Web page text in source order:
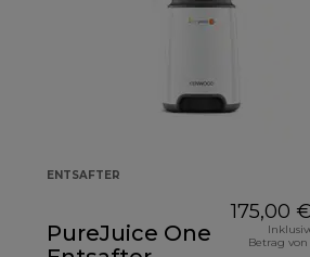
ENTSAFTER
PureJuice One
175,00 €
Betrag von